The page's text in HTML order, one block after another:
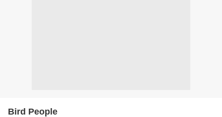
Bird People